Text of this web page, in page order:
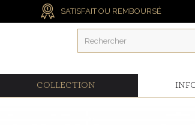
SATISFAIT OU REMBOURSÉ
COLLECTION